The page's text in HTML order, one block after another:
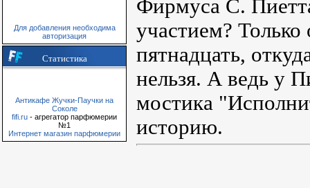
Для добавления необходима
авторизация
Статистика
Антикафе Жучки-Паучки на
Соколе
fifi.ru - агрегатор парфюмерии
№1
Интернет магазин парфюмерии
Фирмуса С.
участием?
пятнадцать,
нельзя. А ведь у
мостика
историю.